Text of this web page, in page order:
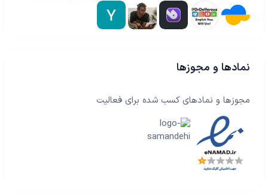
نمادها و مجوزها
مجوزها و نمادهای کسب شده برای فعالیت